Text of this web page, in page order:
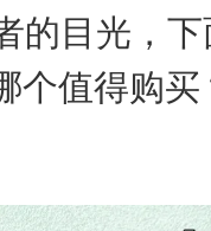
的目光，
个值得购